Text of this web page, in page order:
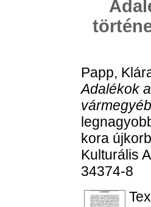
Papp,
Adalékok
kora
Kulturális
34374-8